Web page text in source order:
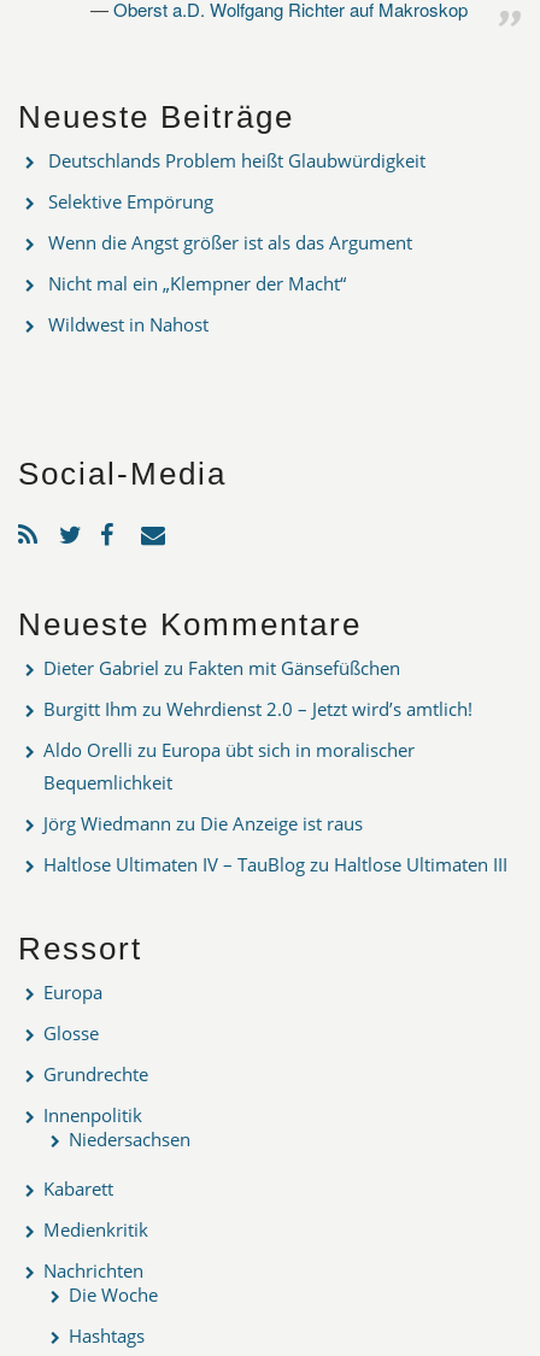
Oberst a.D. Wolfgang Richter auf Makroskop
Neueste Beiträge
Deutschlands Problem heißt Glaubwürdigkeit
Selektive Empörung
Wenn die Angst größer ist als das Argument
Nicht mal ein „Klempner der Macht“
Wildwest in Nahost
Social-Media
Neueste Kommentare
Dieter Gabriel zu Fakten mit Gänsefüßchen
Burgitt Ihm zu Wehrdienst 2.0 – Jetzt wird’s amtlich!
Aldo Orelli zu Europa übt sich in moralischer
Bequemlichkeit
Jörg Wiedmann zu Die Anzeige ist raus
Haltlose Ultimaten IV – TauBlog zu Haltlose Ultimaten III
Ressort
Europa
Glosse
Grundrechte
Innenpolitik
Niedersachsen
Kabarett
Medienkritik
Nachrichten
Die Woche
Hashtags